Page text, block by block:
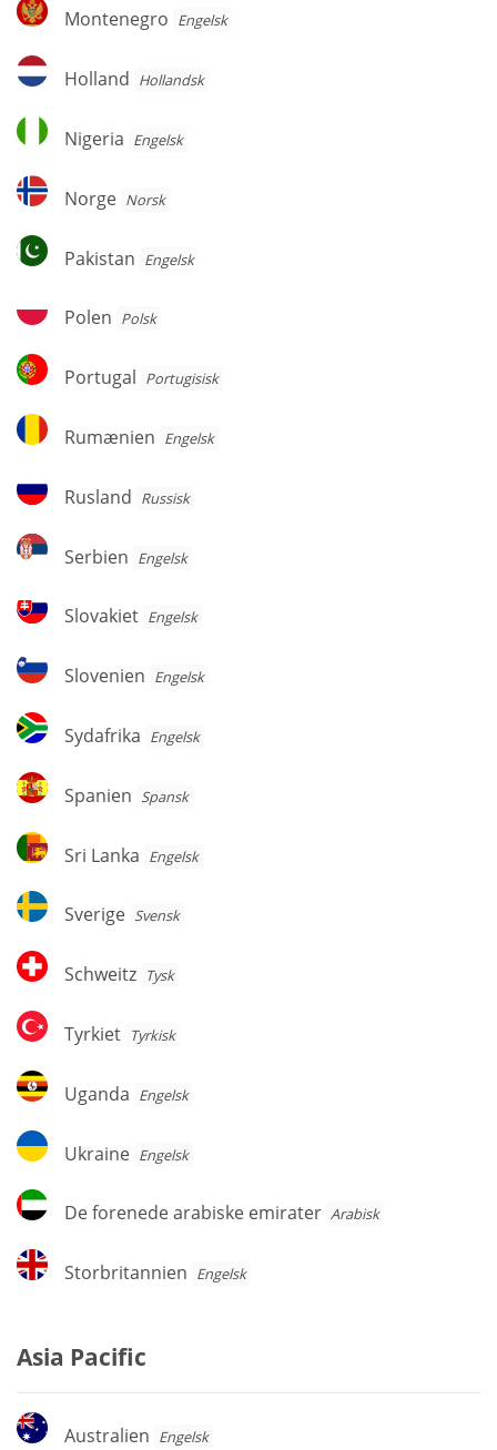
Montenegro
Montenegro Engelsk
Holland
Holland Hollandsk
Nigeria
Nigeria Engelsk
Norge
Norge Norsk
Pakistan
Pakistan Engelsk
Polen
Polen Polsk
Portugal
Portugal Portugisisk
Rumænien
Rumænien Engelsk
Rusland
Rusland Russisk
Serbien
Serbien Engelsk
Slovakiet
Slovakiet Engelsk
Slovenien
Slovenien Engelsk
Sydafrika
Sydafrika Engelsk
Spanien
Spanien Spansk
Sri
Lanka
Sri Lanka Engelsk
Sverige
Sverige Svensk
Schweitz
Schweitz Tysk
Tyrkiet
Tyrkiet Tyrkisk
Uganda
Uganda Engelsk
Ukraine
Ukraine Engelsk
De
forenede
emirater
De forenede arabiske emirater Arabisk
Storbritannien
Storbritannien Engelsk
Asia Pacific
Australien
Australien Engelsk